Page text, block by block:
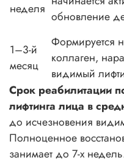
неделя обновление
1–3-й
месяц
Формируется
коллаген,
видимый
Срок реабилитации
лифтинга лица в
до исчезновения
Полноценное
занимает до 7-х